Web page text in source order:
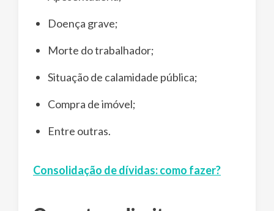
Doença grave;
Morte do trabalhador;
Situação de calamidade pública;
Compra de imóvel;
Entre outras.
Consolidação de dívidas: como fazer?